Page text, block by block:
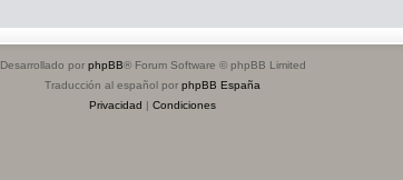
Desarrollado por phpBB® Forum Software © phpBB Limited
Traducción al español por phpBB España
Privacidad | Condiciones